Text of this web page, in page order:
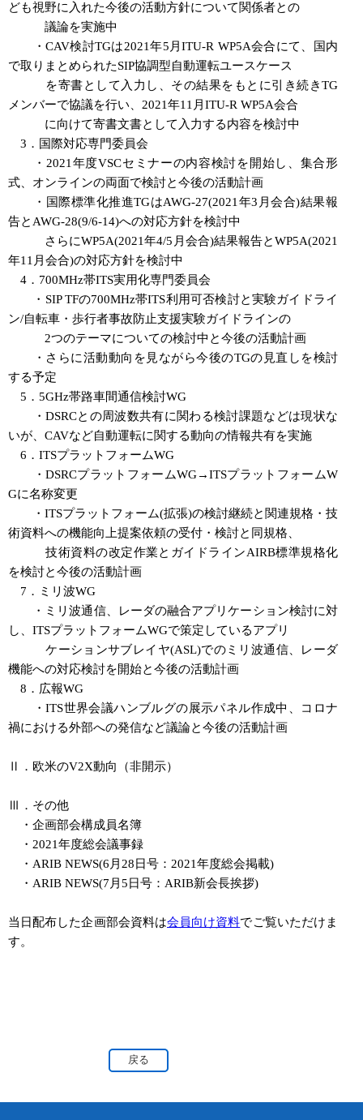
ども視野に入れた今後の活動方針について関係者との
議論を実施中
・CAV検討TGは2021年5月ITU-R WP5A会合にて、国内
で取りまとめられたSIP協調型自動運転ユースケース
を寄書として入力し、その結果をもとに引き続きTG
メンバーで協議を行い、2021年11月ITU-R WP5A会合
に向けて寄書文書として入力する内容を検討中
3．国際対応専門委員会
・2021年度VSCセミナーの内容検討を開始し、集合形
式、オンラインの両面で検討と今後の活動計画
・国際標準化推進TGはAWG-27(2021年3月会合)結果報
告とAWG-28(9/6-14)への対応方針を検討中
さらにWP5A(2021年4/5月会合)結果報告とWP5A(2021
年11月会合)の対応方針を検討中
4．700MHz帯ITS実用化専門委員会
・SIP TFの700MHz帯ITS利用可否検討と実験ガイドライ
ン/自転車・歩行者事故防止支援実験ガイドラインの
2つのテーマについての検討中と今後の活動計画
・さらに活動動向を見ながら今後のTGの見直しを検討
する予定
5．5GHz帯路車間通信検討WG
・DSRCとの周波数共有に関わる検討課題などは現状な
いが、CAVなど自動運転に関する動向の情報共有を実施
6．ITSプラットフォームWG
・DSRCプラットフォームWG→ITSプラットフォームW
Gに名称変更
・ITSプラットフォーム(拡張)の検討継続と関連規格・技
術資料への機能向上提案依頼の受付・検討と同規格、
技術資料の改定作業とガイドラインAIRB標準規格化
を検討と今後の活動計画
7．ミリ波WG
・ミリ波通信、レーダの融合アプリケーション検討に対
し、ITSプラットフォームWGで策定しているアプリ
ケーションサブレイヤ(ASL)でのミリ波通信、レーダ
機能への対応検討を開始と今後の活動計画
8．広報WG
・ITS世界会議ハンブルグの展示パネル作成中、コロナ
禍における外部への発信など議論と今後の活動計画
Ⅱ．欧米のV2X動向（非開示）
Ⅲ．その他
・企画部会構成員名簿
・2021年度総会議事録
・ARIB NEWS(6月28日号：2021年度総会掲載)
・ARIB NEWS(7月5日号：ARIB新会長挨拶)
当日配布した企画部会資料は会員向け資料でご覧いただけま
す。
戻る